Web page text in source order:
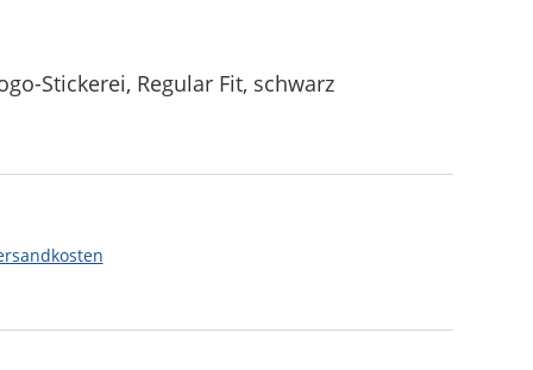
Stickerei, Regular Fit, schwarz